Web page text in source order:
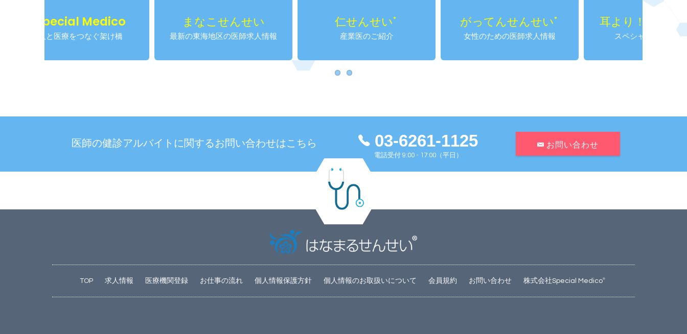
Medico
つなぐ架け橋
まなこせんせい
最新の東海地区の医師求人情報 産業医のご紹介
がってんせんせい®
女性のための医師求人情報
耳より！SPかわら版
スペシャルプログラム
医師の健診アルバイトに関するお問い合わせはこちら 03-6261-1125
電話受付 9:00 - 17:00（平日）
お問い合わせ
TOP 求人情報 医療機関登録 お仕事の流れ 個人情報保護方針 個人情報のお取扱いについて 会員規約 お問い合わせ 株式会社Special Medico®